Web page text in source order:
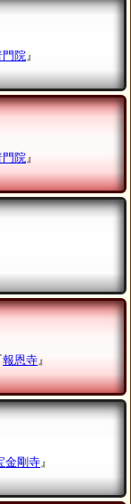
門院』
門院 』
報恩寺』
金剛寺 』